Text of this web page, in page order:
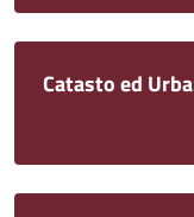
Catasto ed